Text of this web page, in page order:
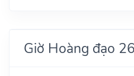
Giờ Hoàng đạo